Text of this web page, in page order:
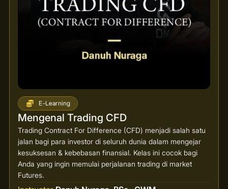
E-Learning
Mengenal Trading CFD
Trading Contract For Difference (CFD) menjadi salah satu
jalan bagi para investor di seluruh dunia dalam mengejar
kesuksesan & kebebasan finansial. Kelas ini cocok bagi
Anda yang ingin memulai perjalanan trading di market
Futures.